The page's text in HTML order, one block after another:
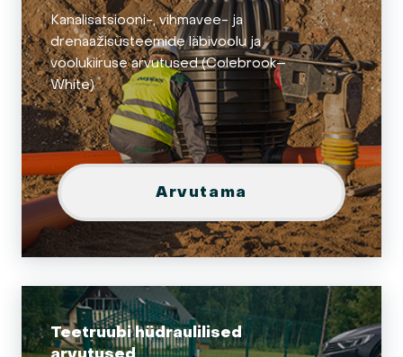
Kanalisatsiooni-, vihmavee- ja
drenaažisüsteemide läbivoolu ja
voolukiiruse arvutused (Colebrook–
White)
Arvutama
Teetruubi hüdraulilised